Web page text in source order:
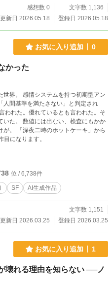
感想数 0
文字数 1,136
新日 2026.05.18
登録日 2026.05.18
お気に入り追加 0
かった
世界。 感情システムを持つ初期型アン
人間基準を満たさない」と判定され
われた。優れているとも言われた。そ
いた。 数値には出ない、検査にもかか
キ」から
になります。
位 / 6,738件
SF AI生成作品
文字数 1,151
新日 2026.03.25
登録日 2026.03.25
お気に入り追加 1
壊れる理由を知らない ──ノ